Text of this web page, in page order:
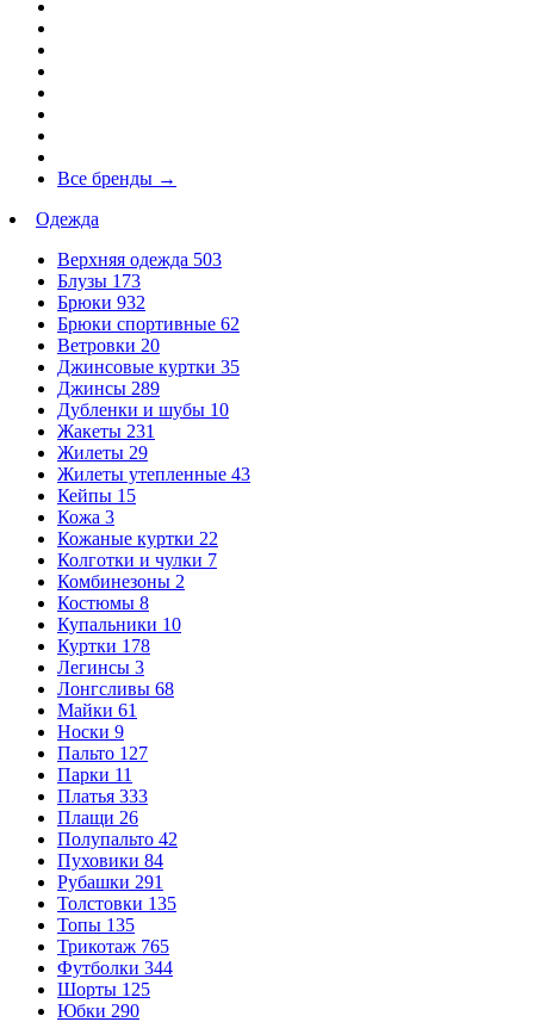
Все бренды →
Одежда
Верхняя одежда 503
Блузы 173
Брюки 932
Брюки спортивные 62
Ветровки 20
Джинсовые куртки 35
Джинсы 289
Дубленки и шубы 10
Жакеты 231
Жилеты 29
Жилеты утепленные 43
Кейпы 15
Кожа 3
Кожаные куртки 22
Колготки и чулки 7
Комбинезоны 2
Костюмы 8
Купальники 10
Куртки 178
Легинсы 3
Лонгсливы 68
Майки 61
Носки 9
Пальто 127
Парки 11
Платья 333
Плащи 26
Полупальто 42
Пуховики 84
Рубашки 291
Толстовки 135
Топы 135
Трикотаж 765
Футболки 344
Шорты 125
Юбки 290